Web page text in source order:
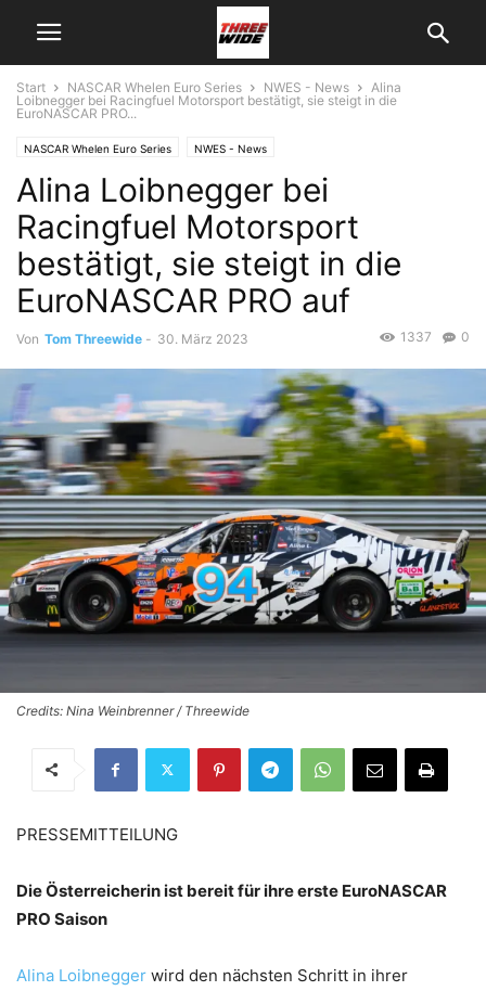
Start NASCAR Whelen Euro Series NWES - News
Alina
Loibnegger bei Racingfuel Motorsport bestätigt, sie steigt in die
EuroNASCAR PRO...
NASCAR Whelen Euro Series NWES - News
Alina Loibnegger bei
Racingfuel Motorsport
bestätigt, sie steigt in die
EuroNASCAR PRO auf
Von Tom Threewide - 30. März 2023 0
1337
Credits: Nina Weinbrenner / Threewide
PRESSEMITTEILUNG
Die Österreicherin ist bereit für ihre erste EuroNASCAR
PRO Saison
Alina Loibnegger wird den nächsten Schritt in ihrer